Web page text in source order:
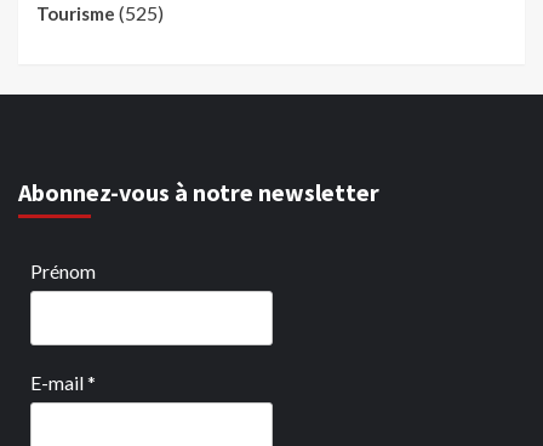
Tourisme (525)
Abonnez-vous à notre newsletter
Prénom
E-mail*